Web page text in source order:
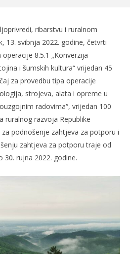
OTVORENO
modernizaciju šumarske i
ribarstvu i ruralnom
13. svibnja 2022. godine, četvrti
8.5.1 „Konverzija
i šumskih kultura“ vrijedan 45
za provedbu tipa operacije
strojeva, alata i opreme u
radovima“, vrijedan 100
ruralnog razvoja Republike
za podnošenje zahtjeva za potporu i
zahtjeva za potporu traje od
30. rujna 2022. godine.